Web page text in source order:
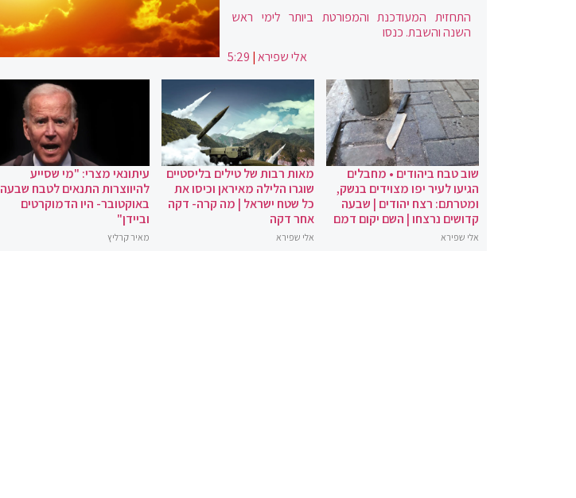
התחזית המעודכנת והמפורטת ביותר לימי ראש
השנה והשבת. כנסו
אלי שפירא|
5:29
שוב טבח ביהודים • מחבלים
הגיעו לעיר יפו מצוידים בנשק,
ומטרתם: רצח יהודים | שבעה
קדושים נרצחו | השם יקום דמם
אלי שפירא
מאות רבות של טילים בליסטיים
שוגרו הלילה מאיראן וכיסו את
כל שטח ישראל | מה קרה- דקה
אחר דקה
אלי שפירא
עיתונאי מצרי: "מי שסייע
להיווצרות התנאים לטבח שבעה
באוקטובר- היו הדמוקרטים
וביידן"
מאיר קרליץ